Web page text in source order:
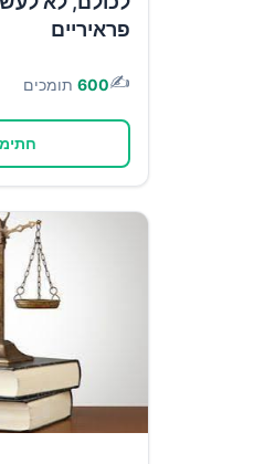
פראיריים
✍️
600 תומכים